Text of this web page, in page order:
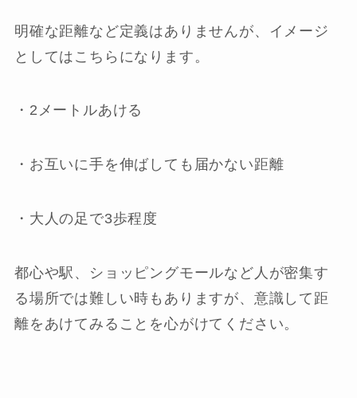
明確な距離など定義はありませんが、イメージ
としてはこちらになります。
・2メートルあける
・お互いに手を伸ばしても届かない距離
・大人の足で3歩程度
都心や駅、ショッピングモールなど人が密集す
る場所では難しい時もありますが、意識して距
離をあけてみることを心がけてください。